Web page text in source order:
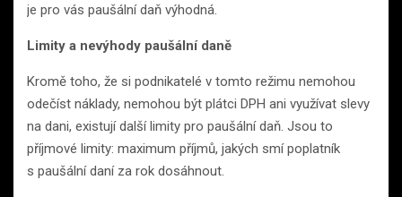
je pro vás paušální daň výhodná.
Limity a nevýhody paušální daně
Kromě toho, že si podnikatelé v tomto režimu nemohou
odečíst náklady, nemohou být plátci DPH ani využívat slevy
na dani, existují další limity pro paušální daň. Jsou to
příjmové limity: maximum příjmů, jakých smí poplatník
s paušální daní za rok dosáhnout.